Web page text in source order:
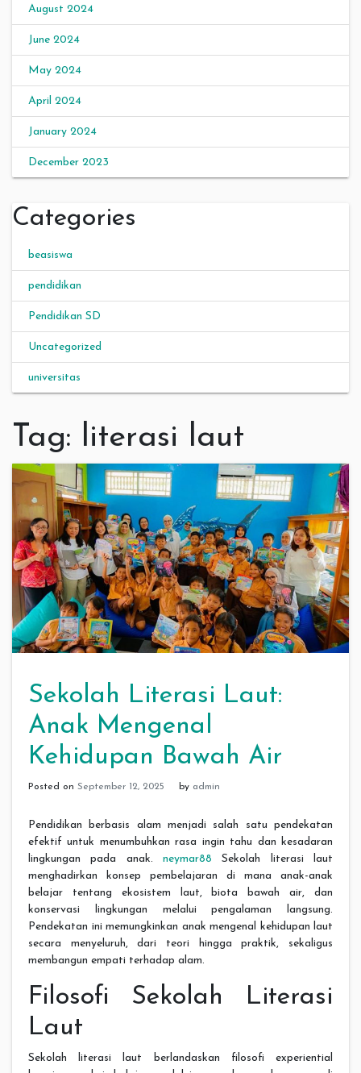
August 2024
June 2024
May 2024
April 2024
January 2024
December 2023
Categories
beasiswa
pendidikan
Pendidikan SD
Uncategorized
universitas
Tag: literasi laut
Sekolah Literasi Laut:
Anak Mengenal
Kehidupan Bawah Air
Posted on September 12, 2025 by admin
Pendidikan berbasis alam menjadi salah satu pendekatan
efektif untuk menumbuhkan rasa ingin tahu dan kesadaran
lingkungan pada anak. neymar88 Sekolah literasi laut
menghadirkan konsep pembelajaran di mana anak-anak
belajar tentang ekosistem laut, biota bawah air, dan
konservasi lingkungan melalui pengalaman langsung.
Pendekatan ini memungkinkan anak mengenal kehidupan laut
secara menyeluruh, dari teori hingga praktik, sekaligus
membangun empati terhadap alam.
Filosofi Sekolah Literasi
Laut
Sekolah literasi laut berlandaskan filosofi experiential